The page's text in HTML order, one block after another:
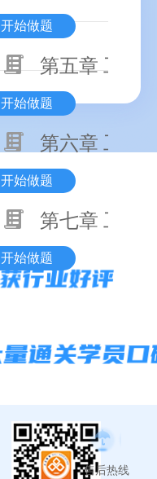
开始做题
第五章 工程
开始做题
第六章 工程
开始做题
第七章 工程
开始做题
售后热线